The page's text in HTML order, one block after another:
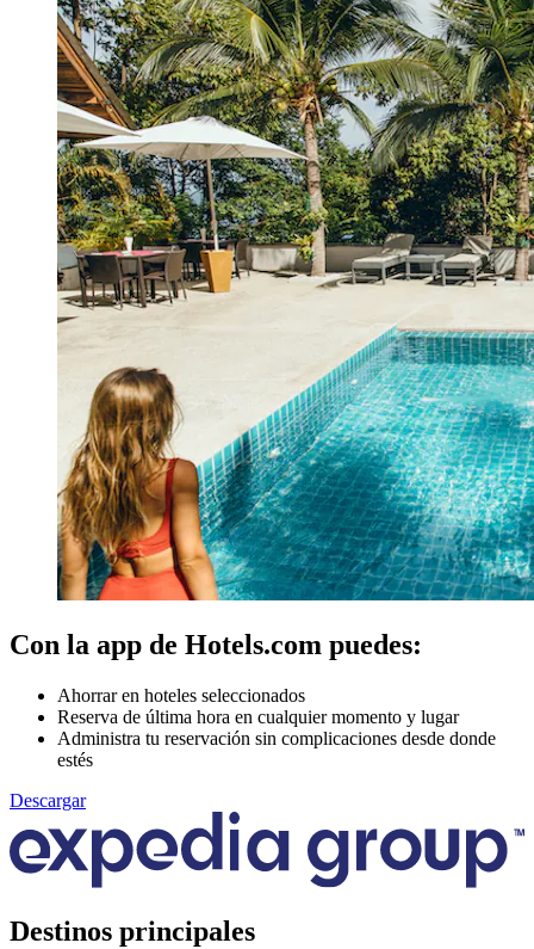
Con la app de Hotels.com puedes:
Ahorrar en hoteles seleccionados
Reserva de última hora en cualquier momento y lugar
Administra tu reservación sin complicaciones desde donde
estés
Descargar
Destinos principales